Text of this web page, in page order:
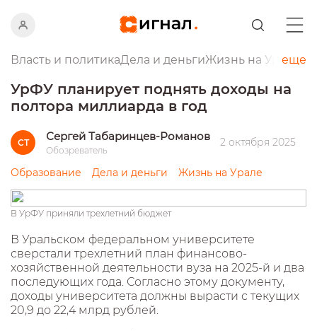
Власть и политикаДела и деньгиЖизнь на Урале
еще
УрФУ планирует поднять доходы на
полтора миллиарда в год
СТ Сергей Табаринцев-Романов
Обозреватель
2 октября 2025
Образование Дела и деньги Жизнь на Урале
В УрФУ приняли трехлетний бюджет
В Уральском федеральном университете
сверстали трехлетний план финансово-
хозяйственной деятельности вуза на 2025-й и два
последующих года. Согласно этому документу,
доходы университета должны вырасти с текущих
20,9 до 22,4 млрд рублей.